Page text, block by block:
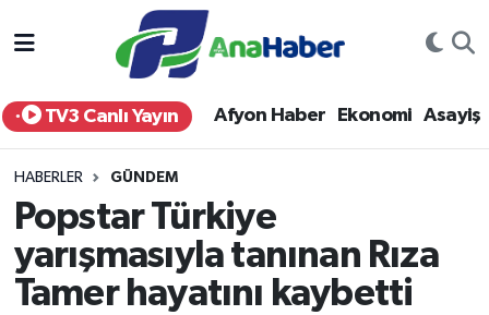
TV3 Canlı Yayın Afyon Haber Ekonomi Asayiş
HABERLER GÜNDEM
Popstar Türkiye
yarışmasıyla tanınan Rıza
Tamer hayatını kaybetti
Yurt Haber
Afyon Haber
Siyaset
Spor
Afyonkarahisar Nöbetçi Eczaneler
Afyonkarahisar Hava Durumu
Afyonkarahisar Trafik Yoğunluk Haritası
Süper Lig Puan Durumu ve Fikstür